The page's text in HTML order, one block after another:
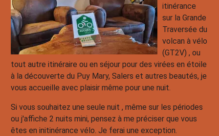
itinérance
sur la Grande
Traversée du
volcan à vélo
(GT2V) , ou
tout autre itinéraire ou en séjour pour des virées en étoile
à la découverte du Puy Mary, Salers et autres beautés, je
vous accueille avec plaisir même pour une nuit.
Si vous souhaitez une seule nuit , même sur les périodes
ou j'affiche 2 nuits mini, pensez à me préciser que vous
êtes en initinérance vélo. Je ferai une exception.